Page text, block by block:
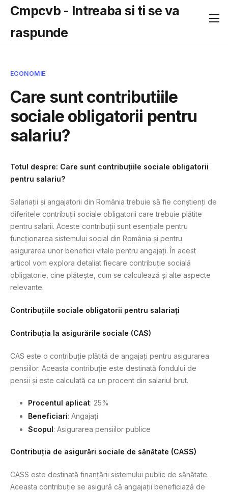
Cmpcvb - Intreaba si ti se va
raspunde
ECONOMIE
Care sunt contributiile
sociale obligatorii pentru
salariu?
Totul despre: Care sunt contribuțiile sociale obligatorii
pentru salariu?
Salariații și angajatorii din România trebuie să fie conștienți de
diferitele contribuții sociale obligatorii care trebuie plătite
pentru salarii. Aceste contribuții sunt esențiale pentru
funcționarea sistemului social din România și pentru
asigurarea unor beneficii vitale pentru angajați. În acest
articol vom explora detaliat fiecare contribuție socială
obligatorie, cine plătește, cum se calculează și alte aspecte
relevante.
Contribuțiile sociale obligatorii pentru salariați
Contribuția la asigurările sociale (CAS)
CAS este o contribuție plătită de angajați pentru asigurarea
pensiilor. Aceasta contribuție este destinată fondului de
pensii și este calculată ca un procent din salariul brut.
Procentul aplicat: 25%
Beneficiari: Angajați
Scopul: Asigurarea pensiilor publice
Contribuția de asigurări sociale de sănătate (CASS)
CASS este destinată finanțării sistemului public de sănătate.
Aceasta contribuție se asigură că angajații beneficiază de